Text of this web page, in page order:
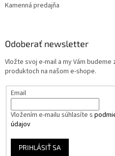
Kamenná predajňa
Odoberať newsletter
Vložte svoj e-mail a my Vám
produktoch na našom e-shope.
Email
Vložením e-mailu súhlasíte s
údajov
PRIHLÁSIŤ SA